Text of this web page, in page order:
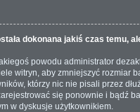
dokonana jakiś czas temu,
powodu administrator
witryn, aby zmniejszyć rozmiar
którzy nic nie pisali przez
się ponownie i bądź
w dyskusje użytkownikiem.